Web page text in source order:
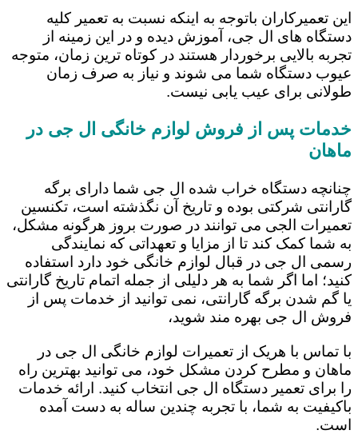
این تعمیرکاران باتوجه به اینکه نسبت به تعمیر کلیه
دستگاه های ال جی، آموزش دیده و در این زمینه از
تجربه بالایی برخوردار هستند در کوتاه ترین زمان، متوجه
عیوب دستگاه شما می شوند و نیاز به صرف زمان
طولانی برای عیب یابی نیست.
خدمات پس از فروش لوازم خانگی ال جی در
ماهان
چنانچه دستگاه خراب شده ال جی شما دارای برگه
گارانتی شرکتی بوده و تاریخ آن نگذشته است، تکنسین
تعمیرات الجی می توانند در صورت بروز هرگونه مشکل،
به شما کمک کند تا از مزایا و تعهداتی که نمایندگی
رسمی ال جی در قبال لوازم خانگی خود دارد استفاده
کنید؛ اما اگر شما به هر دلیلی از جمله اتمام تاریخ گارانتی
یا گم شدن برگه گارانتی، نمی توانید از خدمات پس از
فروش ال جی بهره مند شوید،
با تماس با هریک از تعمیرات لوازم خانگی ال جی در
ماهان و مطرح کردن مشکل خود، می توانید بهترین راه
را برای تعمیر دستگاه ال جی انتخاب کنید. ارائه خدمات
باکیفیت به شما، با تجربه چندین ساله به دست آمده
است.